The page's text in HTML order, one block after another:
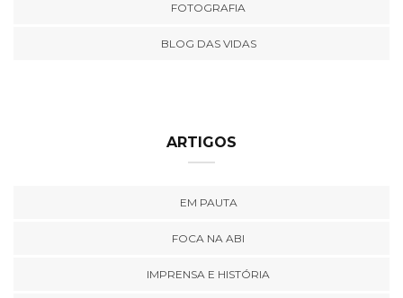
FOTOGRAFIA
BLOG DAS VIDAS
ARTIGOS
EM PAUTA
FOCA NA ABI
IMPRENSA E HISTÓRIA